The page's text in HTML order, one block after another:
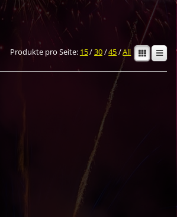
Produkte pro Seite: 15/30/45/All